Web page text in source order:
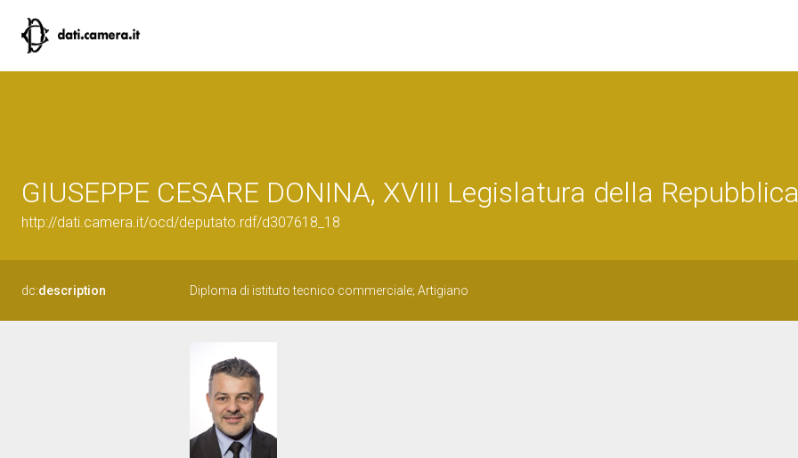
GIUSEPPE CESARE DONINA, XVIII Legislatura della
http://dati.camera.it/ocd/deputato.rdf/d307618_18
dc:description Diploma di istituto tecnico commerciale; Artigiano